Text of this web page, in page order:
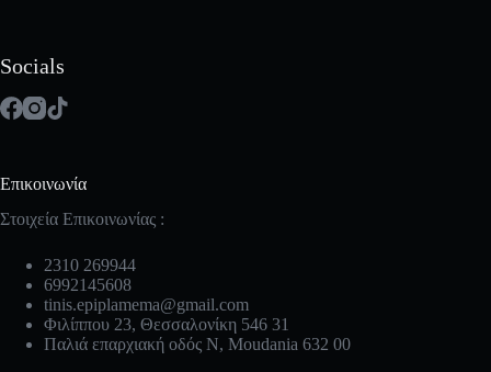
Socials
Επικοινωνία
Στοιχεία Επικοινωνίας :
2310 269944
6992145608
tinis.epiplamema@gmail.com
Φιλίππου 23, Θεσσαλονίκη 546 31
Παλιά επαρχιακή οδός Ν, Moudania 632 00